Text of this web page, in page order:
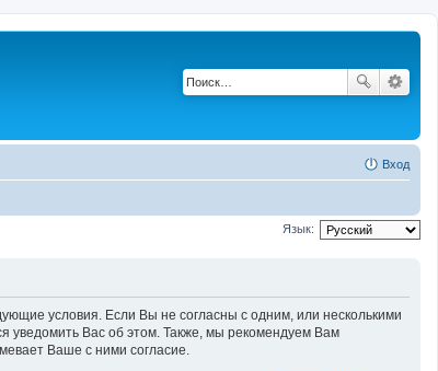
Вход
Язык:
условия. Если Вы не согласны с одним, или несколькими
уведомить Вас об этом. Также, мы рекомендуем Вам
Ваше с ними согласие.